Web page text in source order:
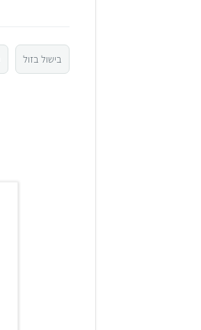
3
בישול בזול